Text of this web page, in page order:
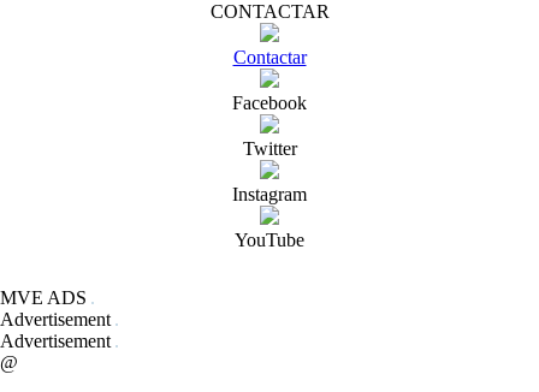
CONTACTAR
Contactar
Facebook
Twitter
Instagram
YouTube
MVE ADS
Advertisement
Advertisement
@